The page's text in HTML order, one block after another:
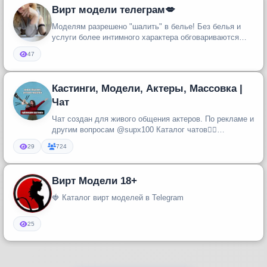
Вирт модели телеграм💋
Моделям разрешено "шалить" в белье! Без белья и
услуги более интимного характера обговариваются
47
Кастинги, Модели, Актеры, Массовка |
Чат
Чат создан для живого общения актеров. По рекламе и
другим вопросам @supx100 Каталог чатов👉🏻
https://t.me/aktive_chat...
29 724
Вирт Модели 18+
🍓 Каталог вирт моделей в Telegram
25